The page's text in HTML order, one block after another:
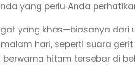
yang perlu Anda
yang khas—biasanya dari
hari, seperti suara
berwarna hitam tersebar di